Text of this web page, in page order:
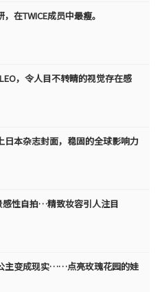
在TWICE成员中最瘦。
LEO，令人目不转睛的视觉存在感
日本杂志封面，稳固的全球影响力
感性自拍…精致妆容引人注目
主变成现实……点亮玫瑰花园的娃